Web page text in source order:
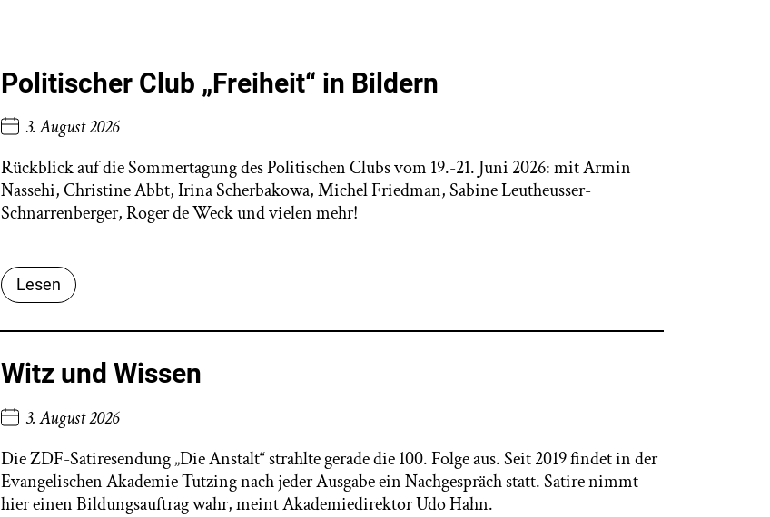
Politischer Club „Freiheit“ in Bildern
3. August 2026
Rückblick auf die Sommertagung des Politischen Clubs vom 19.-21. Juni 2026: mit Armin
Nassehi, Christine Abbt, Irina Scherbakowa, Michel Friedman, Sabine Leutheusser-
Schnarrenberger, Roger de Weck und vielen mehr!
Lesen
Witz und Wissen
3. August 2026
Die ZDF-Satiresendung „Die Anstalt“ strahlte gerade die 100. Folge aus. Seit 2019 findet in der
Evangelischen Akademie Tutzing nach jeder Ausgabe ein Nachgespräch statt. Satire nimmt
hier einen Bildungsauftrag wahr, meint Akademiedirektor Udo Hahn.